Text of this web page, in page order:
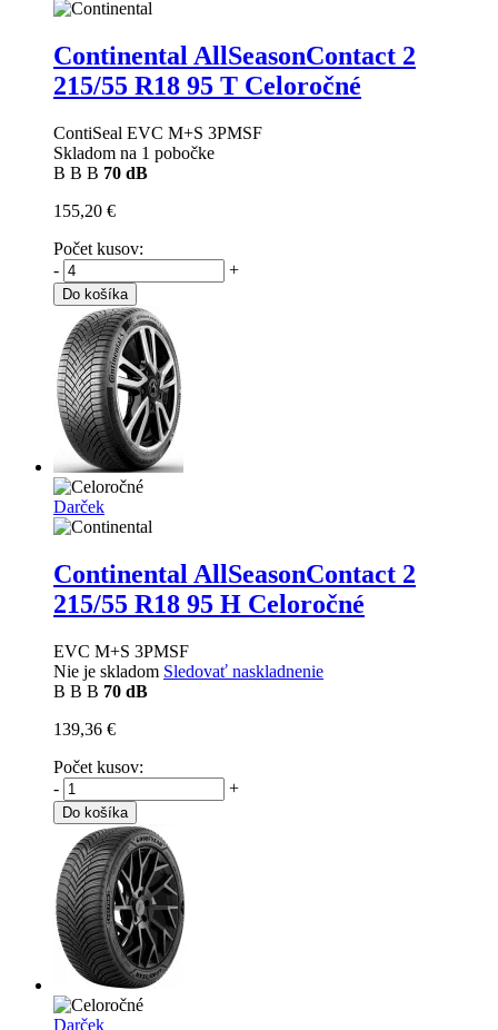
Continental AllSeasonContact 2
215/55 R18 95 T Celoročné
ContiSeal EVC M+S 3PMSF
Skladom na 1 pobočke
B B B 70 dB
155,20 €
Počet kusov:
-
+
Do košíka
Darček
Continental AllSeasonContact 2
215/55 R18 95 H Celoročné
EVC M+S 3PMSF
Nie je skladom Sledovať naskladnenie
B B B 70 dB
139,36 €
Počet kusov:
-
+
Do košíka
Darček